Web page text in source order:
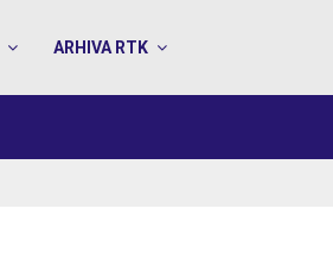
ARHIVA RTK